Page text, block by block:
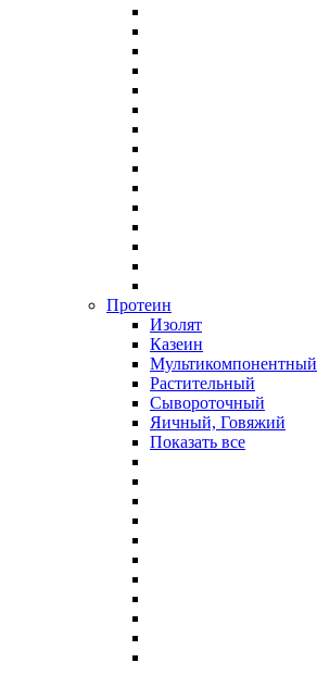
Протеин
Изолят
Казеин
Мультикомпонентный
Растительный
Сывороточный
Яичный, Говяжий
Показать все